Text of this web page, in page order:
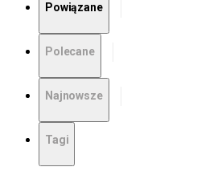
Powiązane
Polecane
Najnowsze
Tagi